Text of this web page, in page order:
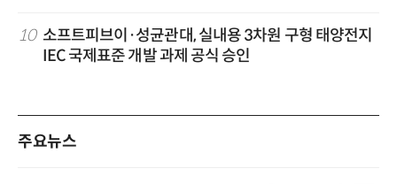
10 소프트피브이·성균관대, 실내용 3차원 구형 태양전지
IEC 국제표준 개발 과제 공식 승인
주요뉴스